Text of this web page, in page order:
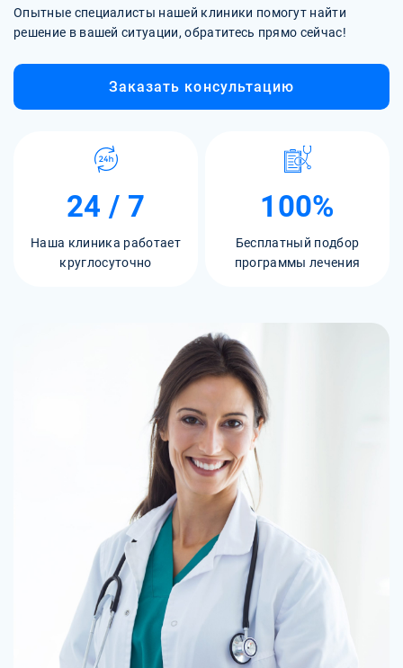
Опытные специалисты нашей клиники помогут найти
решение в вашей ситуации, обратитесь прямо сейчас!
Заказать консультацию
24 / 7
Наша клиника работает
круглосуточно
100%
Бесплатный подбор
программы лечения